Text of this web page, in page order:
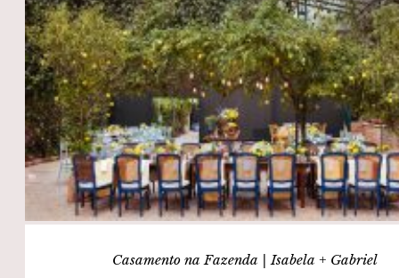
Casamento na Fazenda | Isabela + Gabriel